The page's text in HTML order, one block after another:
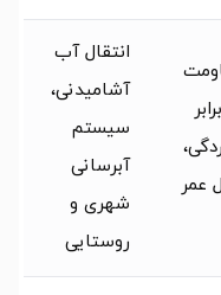
عمر
انتقال آب
آشامیدنی،
سیستم
آبرسانی
شهری و
روستایی